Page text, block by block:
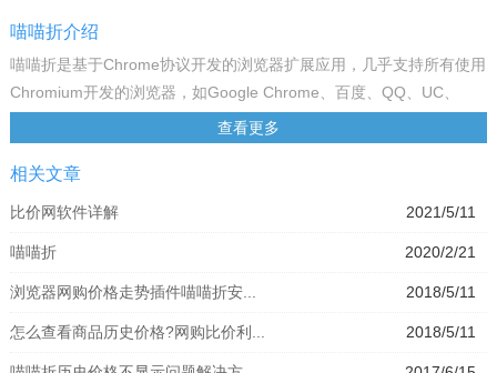
喵喵折介绍
喵喵折是基于Chrome协议开发的浏览器扩展应用，几乎支持所有使用
Chromium开发的浏览器，如Google Chrome、百度、QQ、UC、
Opera、360、遨游、猎豹、搜狗等浏览器。
功能说明
怎么安装
自动安装：您可以访问喵喵折官网，找到并且点击您使用的浏览器，
手动安装：在您点击浏览器图标后，如果不支持自动安装的浏览器会
直接将安装包进行下载，需要您双打开击刚才下载的安装包（安装包
的浏览器，浏览器会提醒你是否安装，同意后即可完成安装。
查看更多
相关文章
2021/5/11
比价网软件详解
2020/2/21
喵喵折
2018/5/11
浏览器网购价格走势插件喵喵折安...
2018/5/11
怎么查看商品历史价格?网购比价利...